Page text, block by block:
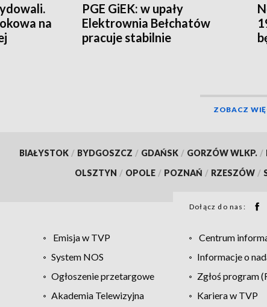
na
PGE GiEK: w upały
Elektrownia Bełchatów
pracuje stabilnie
ZOBACZ
BIAŁYSTOK / BYDGOSZCZ / GDAŃSK / GORZÓW WLKP. /
OLSZTYN / OPOLE / POZNAŃ / RZESZÓW /
Dołącz do nas:
Emisja w TVP Centrum
System NOS Informacje o
Ogłoszenie przetargowe Zgłoś program
Akademia Telewizyjna Kariera w TVP